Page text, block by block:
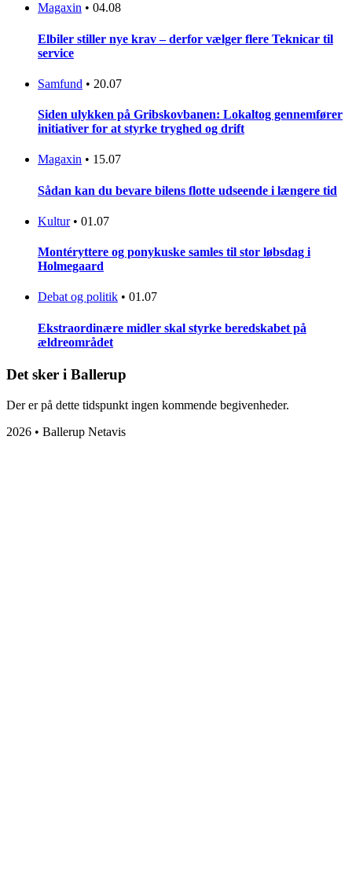
Magaxin • 04.08
Elbiler stiller nye krav – derfor vælger flere Teknicar til
service
Samfund • 20.07
Siden ulykken på Gribskovbanen: Lokaltog gennemfører
initiativer for at styrke tryghed og drift
Magaxin • 15.07
Sådan kan du bevare bilens flotte udseende i længere tid
Kultur • 01.07
Montéryttere og ponykuske samles til stor løbsdag i
Holmegaard
Debat og politik • 01.07
Ekstraordinære midler skal styrke beredskabet på
ældreområdet
Det sker i Ballerup
Der er på dette tidspunkt ingen kommende begivenheder.
2026 • Ballerup Netavis